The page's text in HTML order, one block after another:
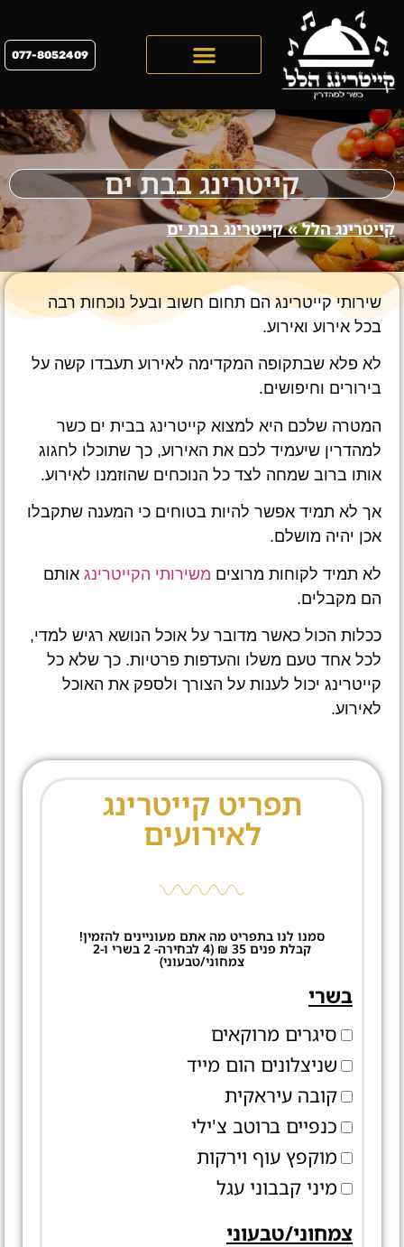
077-8052409
קייטרינג בבת ים
קייטרינג הלל»קייטרינג בבת ים
שירותי קייטרינג הם תחום חשוב ובעל נוכחות רבה
בכל אירוע ואירוע.
לא פלא שבתקופה המקדימה לאירוע תעבדו קשה על
בירורים וחיפושים.
המטרה שלכם היא למצוא קייטרינג בבית ים כשר
למהדרין שיעמיד לכם את האירוע, כך שתוכלו לחגוג
אותו ברוב שמחה לצד כל הנוכחים שהוזמנו לאירוע.
אך לא תמיד אפשר להיות בטוחים כי המענה שתקבלו
אכן יהיה מושלם.
לא תמיד לקוחות מרוצים משירותי הקייטרינג אותם
הם מקבלים.
ככלות הכול כאשר מדובר על אוכל הנושא רגיש למדי,
לכל אחד טעם משלו והעדפות פרטיות. כך שלא כל
קייטרינג יכול לענות על הצורך ולספק את האוכל
לאירוע.
תפריט קייטרינג
לאירועים
סמנו לנו בתפריט מה אתם מעוניינים להזמין!
קבלת פנים 35 ₪ (4 לבחירה- 2 בשרי ו-2
צמחוני/טבעוני)
בשרי
סיגרים מרוקאים
שניצלונים הום מייד
קובה עיראקית
כנפיים ברוטב צ'ילי
מוקפץ עוף וירקות
מיני קבבוני עגל
צמחוני/טבעוני